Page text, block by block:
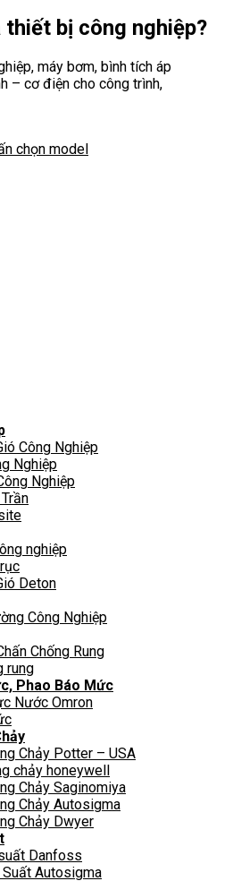
thiết bị công nghiệp?
máy bơm, bình tích áp
– cơ điện cho công trình,
chọn model
Công Nghiệp
Nghiệp
Nghiệp
nghiệp
Deton
Công Nghiệp
Chống Rung
rung
Phao Báo Mức
Nước Omron
Chảy Potter – USA
chảy honeywell
Chảy Saginomiya
Chảy Autosigma
Chảy Dwyer
Danfoss
Autosigma